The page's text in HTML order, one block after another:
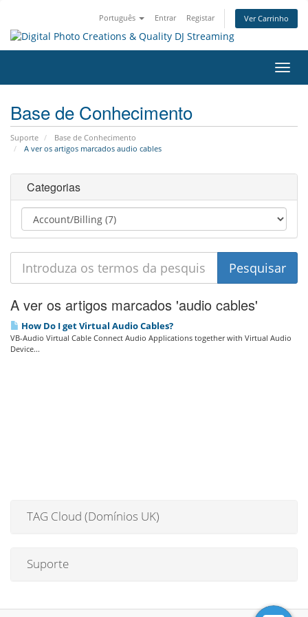
Português Entrar Registar Ver Carrinho
Base de Conhecimento
Suporte
Base de Conhecimento
A ver os artigos marcados audio cables
Categorias
A ver os artigos marcados 'audio cables'
How Do I get Virtual Audio Cables?
VB-Audio Virtual Cable Connect Audio Applications together with Virtual Audio
Device...
TAG Cloud (Domínios UK)
Suporte